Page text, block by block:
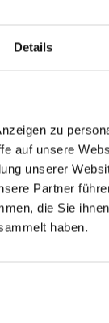
Details
zu
auf unsere
unserer
Partner
die Sie
haben.